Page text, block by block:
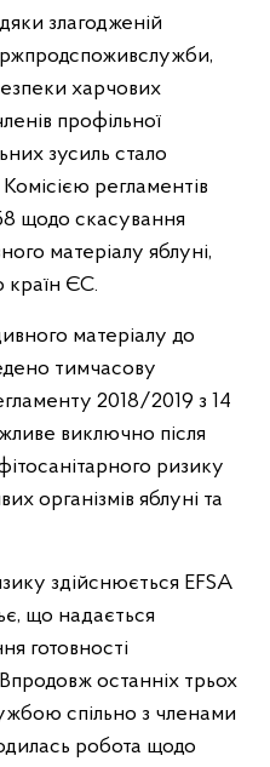
харчових
профільної
зусиль стало
регламентів
щодо скасування
матеріалу яблуні,
країн ЄС.
матеріалу до
тимчасову
2018/2019 з 14
виключно після
ризику
організмів яблуні та
здійснюється EFSA
що надається
готовності
останніх трьох
спільно з членами
робота щодо